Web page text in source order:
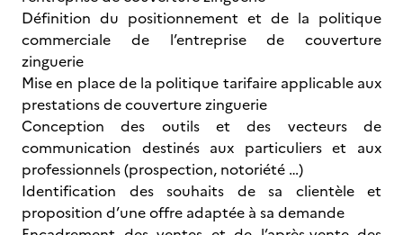
Définition du positionnement et de la politique
commerciale de l’entreprise de couverture
zinguerie
Mise en place de la politique tarifaire applicable aux
prestations de couverture zinguerie
Conception des outils et des vecteurs de
communication destinés aux particuliers et aux
professionnels (prospection, notoriété …)
Identification des souhaits de sa clientèle et
proposition d’une offre adaptée à sa demande